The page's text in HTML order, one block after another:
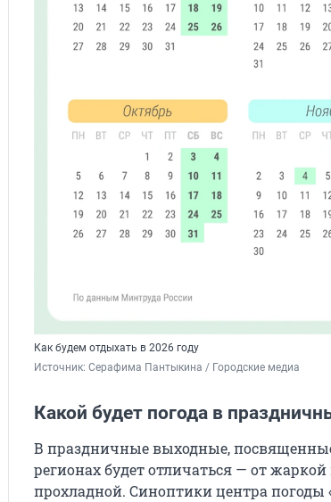
Как будем отдыхать в 2026 году
Источник: Серафима Пантыкина / Городские медиа
Какой будет погода в
В праздничные выходные,
регионах будет отличаться — от
прохладной. Синоптики центра погоды